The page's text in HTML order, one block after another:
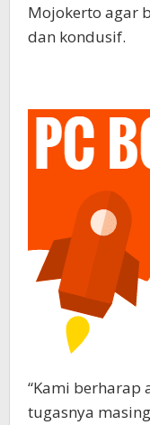
Mojokerto agar
dan kondusif.
“Kami berharap
tugasnya